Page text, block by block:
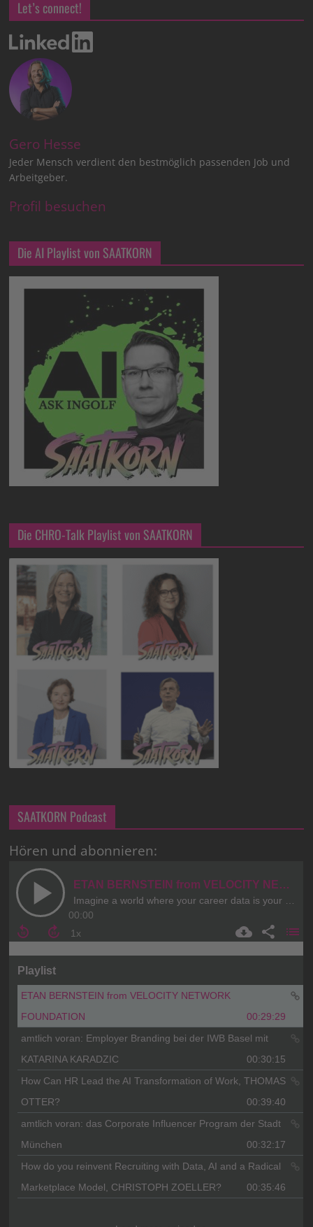
Let’s connect!
Gero Hesse
Jeder Mensch verdient den bestmöglich passenden Job und
Arbeitgeber.
Profil besuchen
Die AI Playlist von SAATKORN
Die CHRO-Talk Playlist von SAATKORN
SAATKORN Podcast
Hören und abonnieren: